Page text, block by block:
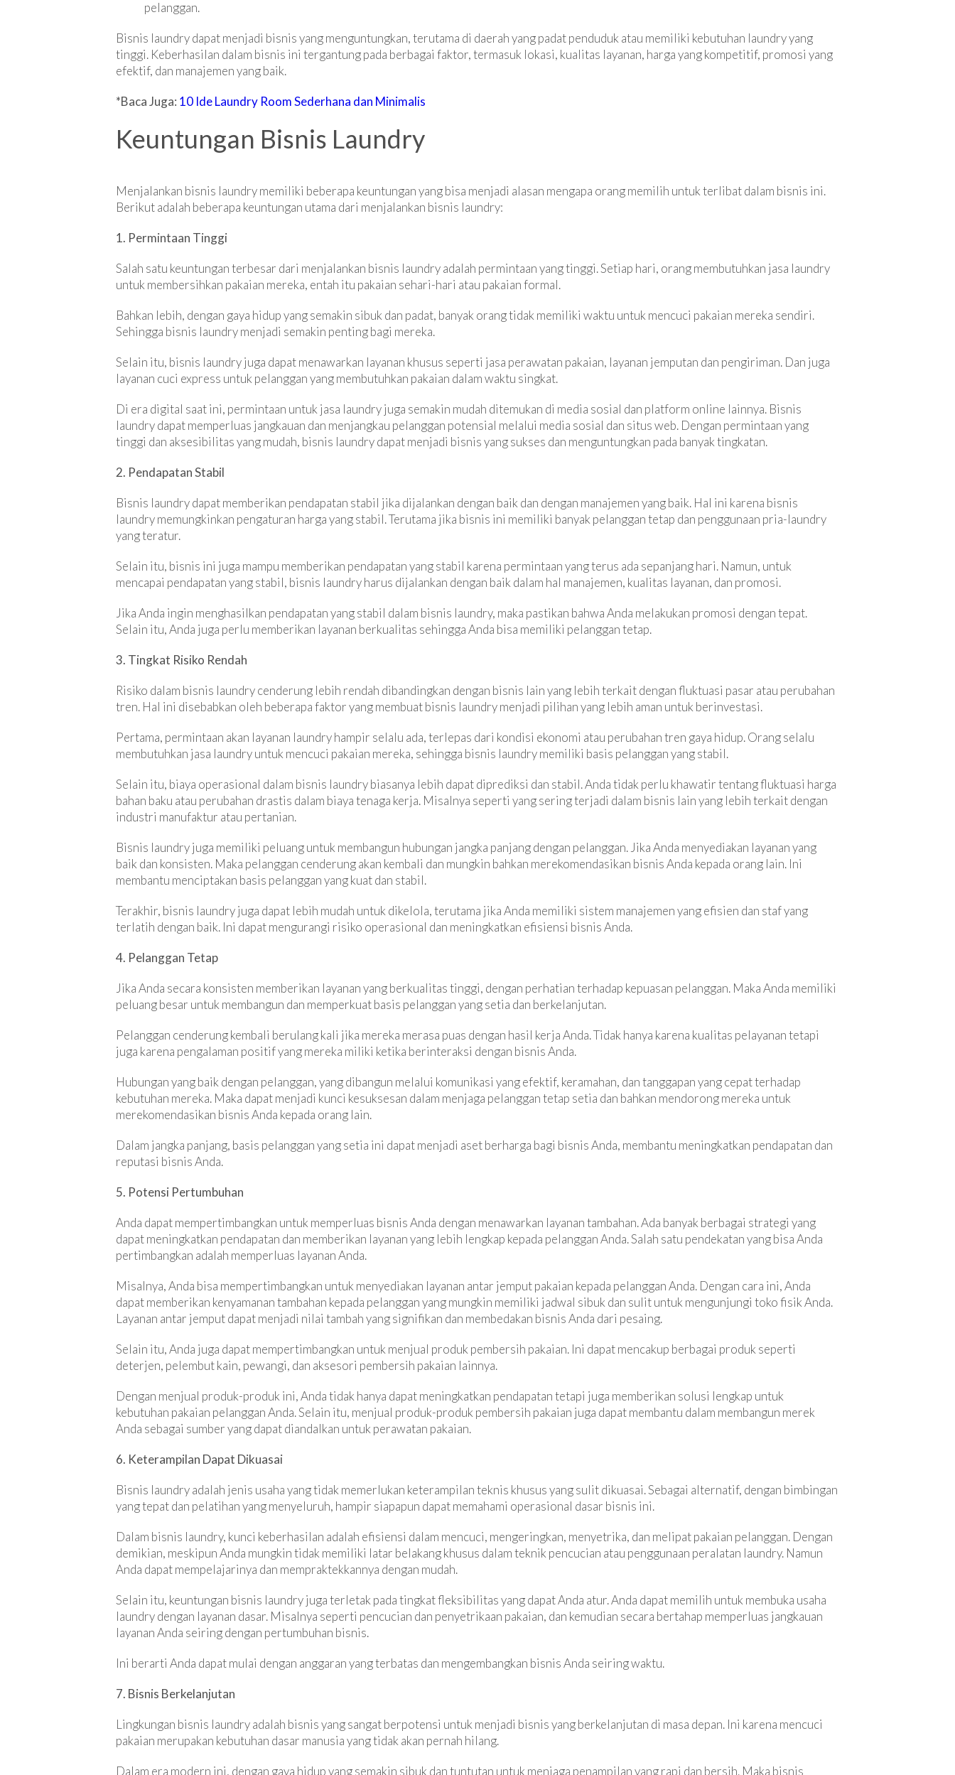
pelanggan.
Bisnis laundry dapat menjadi bisnis yang menguntungkan, terutama di daerah yang padat penduduk atau memiliki kebutuhan laundry yang
tinggi. Keberhasilan dalam bisnis ini tergantung pada berbagai faktor, termasuk lokasi, kualitas layanan, harga yang kompetitif, promosi yang
efektif, dan manajemen yang baik.
*Baca Juga: 10 Ide Laundry Room Sederhana dan Minimalis
Keuntungan Bisnis Laundry
Menjalankan bisnis laundry memiliki beberapa keuntungan yang bisa menjadi alasan mengapa orang memilih untuk terlibat dalam bisnis ini.
Berikut adalah beberapa keuntungan utama dari menjalankan bisnis laundry:
1. Permintaan Tinggi
Salah satu keuntungan terbesar dari menjalankan bisnis laundry adalah permintaan yang tinggi. Setiap hari, orang membutuhkan jasa laundry
untuk membersihkan pakaian mereka, entah itu pakaian sehari-hari atau pakaian formal.
Bahkan lebih, dengan gaya hidup yang semakin sibuk dan padat, banyak orang tidak memiliki waktu untuk mencuci pakaian mereka sendiri.
Sehingga bisnis laundry menjadi semakin penting bagi mereka.
Selain itu, bisnis laundry juga dapat menawarkan layanan khusus seperti jasa perawatan pakaian, layanan jemputan dan pengiriman. Dan juga
layanan cuci express untuk pelanggan yang membutuhkan pakaian dalam waktu singkat.
Di era digital saat ini, permintaan untuk jasa laundry juga semakin mudah ditemukan di media sosial dan platform online lainnya. Bisnis
laundry dapat memperluas jangkauan dan menjangkau pelanggan potensial melalui media sosial dan situs web. Dengan permintaan yang
tinggi dan aksesibilitas yang mudah, bisnis laundry dapat menjadi bisnis yang sukses dan menguntungkan pada banyak tingkatan.
2. Pendapatan Stabil
Bisnis laundry dapat memberikan pendapatan stabil jika dijalankan dengan baik dan dengan manajemen yang baik. Hal ini karena bisnis
laundry memungkinkan pengaturan harga yang stabil. Terutama jika bisnis ini memiliki banyak pelanggan tetap dan penggunaan pria-laundry
yang teratur.
Selain itu, bisnis ini juga mampu memberikan pendapatan yang stabil karena permintaan yang terus ada sepanjang hari. Namun, untuk
mencapai pendapatan yang stabil, bisnis laundry harus dijalankan dengan baik dalam hal manajemen, kualitas layanan, dan promosi.
Jika Anda ingin menghasilkan pendapatan yang stabil dalam bisnis laundry, maka pastikan bahwa Anda melakukan promosi dengan tepat.
Selain itu, Anda juga perlu memberikan layanan berkualitas sehingga Anda bisa memiliki pelanggan tetap.
3. Tingkat Risiko Rendah
Risiko dalam bisnis laundry cenderung lebih rendah dibandingkan dengan bisnis lain yang lebih terkait dengan fluktuasi pasar atau perubahan
tren. Hal ini disebabkan oleh beberapa faktor yang membuat bisnis laundry menjadi pilihan yang lebih aman untuk berinvestasi.
Pertama, permintaan akan layanan laundry hampir selalu ada, terlepas dari kondisi ekonomi atau perubahan tren gaya hidup. Orang selalu
membutuhkan jasa laundry untuk mencuci pakaian mereka, sehingga bisnis laundry memiliki basis pelanggan yang stabil.
Selain itu, biaya operasional dalam bisnis laundry biasanya lebih dapat diprediksi dan stabil. Anda tidak perlu khawatir tentang fluktuasi harga
bahan baku atau perubahan drastis dalam biaya tenaga kerja. Misalnya seperti yang sering terjadi dalam bisnis lain yang lebih terkait dengan
industri manufaktur atau pertanian.
Bisnis laundry juga memiliki peluang untuk membangun hubungan jangka panjang dengan pelanggan. Jika Anda menyediakan layanan yang
baik dan konsisten. Maka pelanggan cenderung akan kembali dan mungkin bahkan merekomendasikan bisnis Anda kepada orang lain. Ini
membantu menciptakan basis pelanggan yang kuat dan stabil.
Terakhir, bisnis laundry juga dapat lebih mudah untuk dikelola, terutama jika Anda memiliki sistem manajemen yang efisien dan staf yang
terlatih dengan baik. Ini dapat mengurangi risiko operasional dan meningkatkan efisiensi bisnis Anda.
4. Pelanggan Tetap
Jika Anda secara konsisten memberikan layanan yang berkualitas tinggi, dengan perhatian terhadap kepuasan pelanggan. Maka Anda memiliki
peluang besar untuk membangun dan memperkuat basis pelanggan yang setia dan berkelanjutan.
Pelanggan cenderung kembali berulang kali jika mereka merasa puas dengan hasil kerja Anda. Tidak hanya karena kualitas pelayanan tetapi
juga karena pengalaman positif yang mereka miliki ketika berinteraksi dengan bisnis Anda.
Hubungan yang baik dengan pelanggan, yang dibangun melalui komunikasi yang efektif, keramahan, dan tanggapan yang cepat terhadap
kebutuhan mereka. Maka dapat menjadi kunci kesuksesan dalam menjaga pelanggan tetap setia dan bahkan mendorong mereka untuk
merekomendasikan bisnis Anda kepada orang lain.
Dalam jangka panjang, basis pelanggan yang setia ini dapat menjadi aset berharga bagi bisnis Anda, membantu meningkatkan pendapatan dan
reputasi bisnis Anda.
5. Potensi Pertumbuhan
Anda dapat mempertimbangkan untuk memperluas bisnis Anda dengan menawarkan layanan tambahan. Ada banyak berbagai strategi yang
dapat meningkatkan pendapatan dan memberikan layanan yang lebih lengkap kepada pelanggan Anda. Salah satu pendekatan yang bisa Anda
pertimbangkan adalah memperluas layanan Anda.
Misalnya, Anda bisa mempertimbangkan untuk menyediakan layanan antar jemput pakaian kepada pelanggan Anda. Dengan cara ini, Anda
dapat memberikan kenyamanan tambahan kepada pelanggan yang mungkin memiliki jadwal sibuk dan sulit untuk mengunjungi toko fisik Anda.
Layanan antar jemput dapat menjadi nilai tambah yang signifikan dan membedakan bisnis Anda dari pesaing.
Selain itu, Anda juga dapat mempertimbangkan untuk menjual produk pembersih pakaian. Ini dapat mencakup berbagai produk seperti
deterjen, pelembut kain, pewangi, dan aksesori pembersih pakaian lainnya.
Dengan menjual produk-produk ini, Anda tidak hanya dapat meningkatkan pendapatan tetapi juga memberikan solusi lengkap untuk
kebutuhan pakaian pelanggan Anda. Selain itu, menjual produk-produk pembersih pakaian juga dapat membantu dalam membangun merek
Anda sebagai sumber yang dapat diandalkan untuk perawatan pakaian.
6. Keterampilan Dapat Dikuasai
Bisnis laundry adalah jenis usaha yang tidak memerlukan keterampilan teknis khusus yang sulit dikuasai. Sebagai alternatif, dengan bimbingan
yang tepat dan pelatihan yang menyeluruh, hampir siapapun dapat memahami operasional dasar bisnis ini.
Dalam bisnis laundry, kunci keberhasilan adalah efisiensi dalam mencuci, mengeringkan, menyetrika, dan melipat pakaian pelanggan. Dengan
demikian, meskipun Anda mungkin tidak memiliki latar belakang khusus dalam teknik pencucian atau penggunaan peralatan laundry. Namun
Anda dapat mempelajarinya dan mempraktekkannya dengan mudah.
Selain itu, keuntungan bisnis laundry juga terletak pada tingkat fleksibilitas yang dapat Anda atur. Anda dapat memilih untuk membuka usaha
laundry dengan layanan dasar. Misalnya seperti pencucian dan penyetrikaan pakaian, dan kemudian secara bertahap memperluas jangkauan
layanan Anda seiring dengan pertumbuhan bisnis.
Ini berarti Anda dapat mulai dengan anggaran yang terbatas dan mengembangkan bisnis Anda seiring waktu.
7. Bisnis Berkelanjutan
Lingkungan bisnis laundry adalah bisnis yang sangat berpotensi untuk menjadi bisnis yang berkelanjutan di masa depan. Ini karena mencuci
pakaian merupakan kebutuhan dasar manusia yang tidak akan pernah hilang.
Dalam era modern ini, dengan gaya hidup yang semakin sibuk dan tuntutan untuk menjaga penampilan yang rapi dan bersih. Maka bisnis